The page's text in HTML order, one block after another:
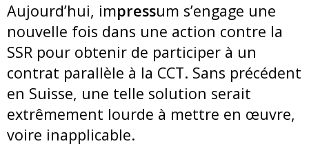
Aujourd’hui, impressum s’engage une
nouvelle fois dans une action contre la
SSR pour obtenir de participer à un
contrat parallèle à la CCT. Sans précédent
en Suisse, une telle solution serait
extrêmement lourde à mettre en œuvre,
voire inapplicable.